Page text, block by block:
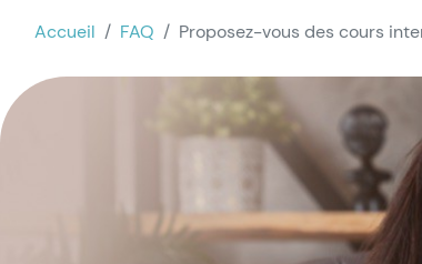
Accueil FAQ Proposez-vous des cours